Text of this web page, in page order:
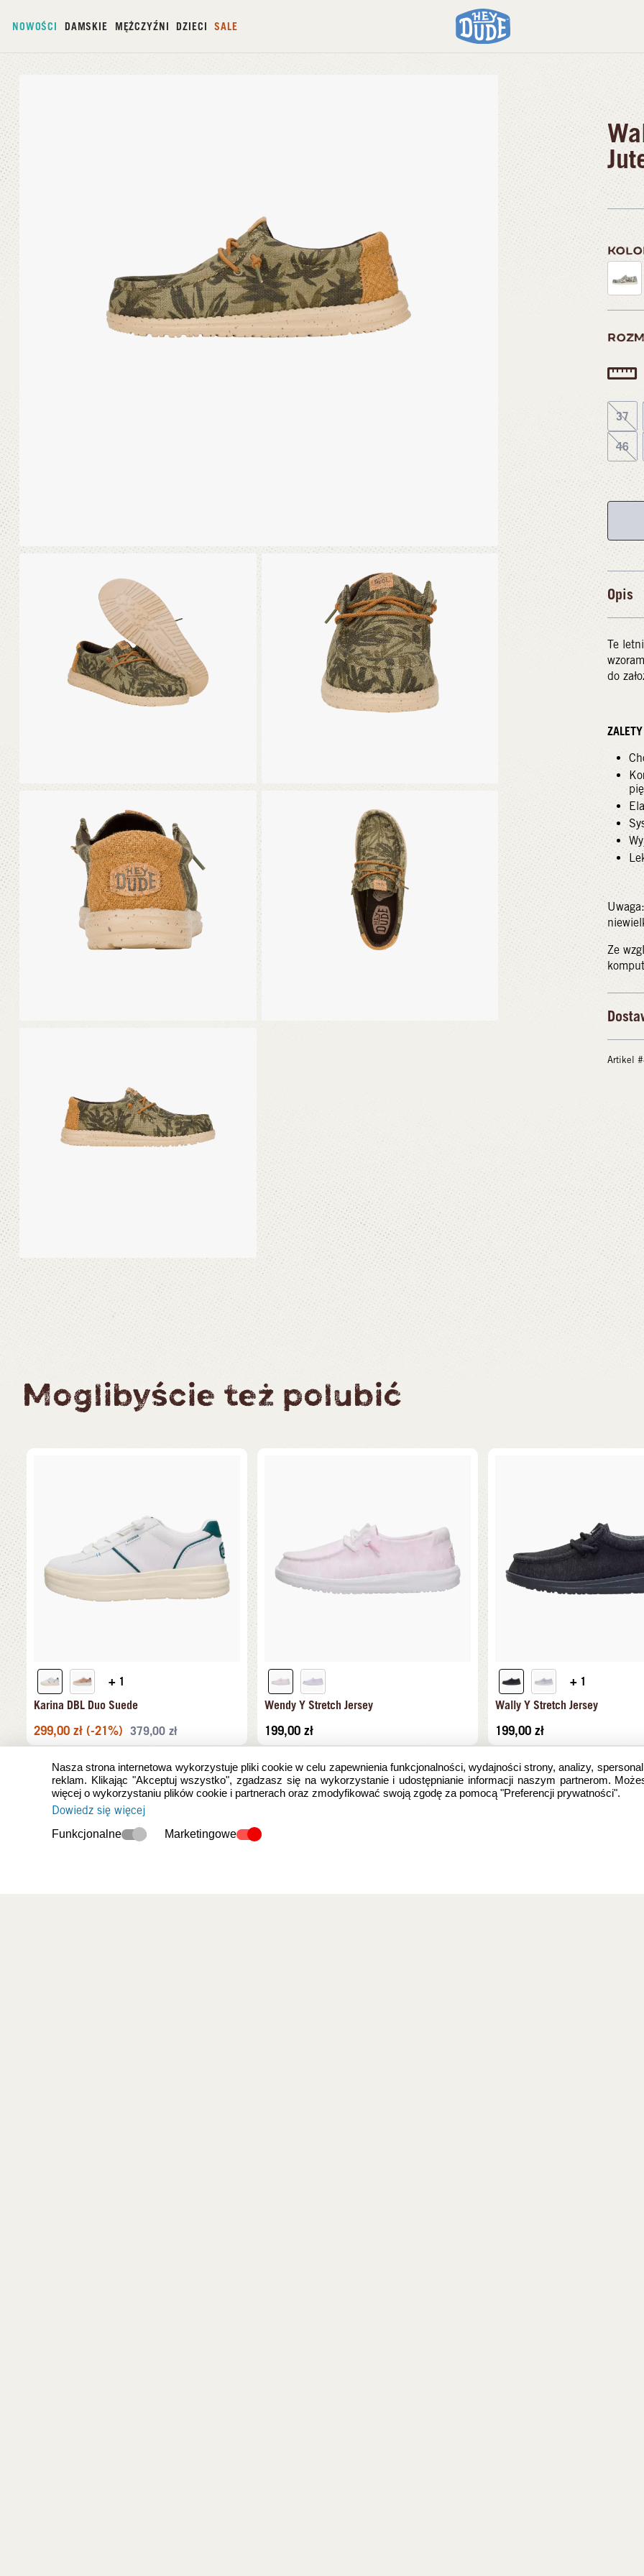
NOWOŚCI DAMSKIE MĘŻCZYŹNI DZIECI SALE
37
46
Opis
Te
do
Ze
Artikel
Moglibyście też polubić
+ 1
Karina DBL Duo Suede
299,00 zł (-21%) 379,00 zł
Wendy Y Stretch Jersey
199,00 zł
+ 1
Wally Y Stretch Jersey
199,00 zł
Nasza strona internetowa wykorzystuje pliki cookie w celu zapewnienia funkcjonalności, wydajności strony, analizy,
reklam. Klikając "Akceptuj wszystko", zgadzasz się na wykorzystanie i udostępnianie informacji naszym partnerom.
więcej o wykorzystaniu plików cookie i partnerach oraz zmodyfikować swoją zgodę za pomocą "Preferencji prywatności".
Dowiedz się więcej
Funkcjonalne Marketingowe